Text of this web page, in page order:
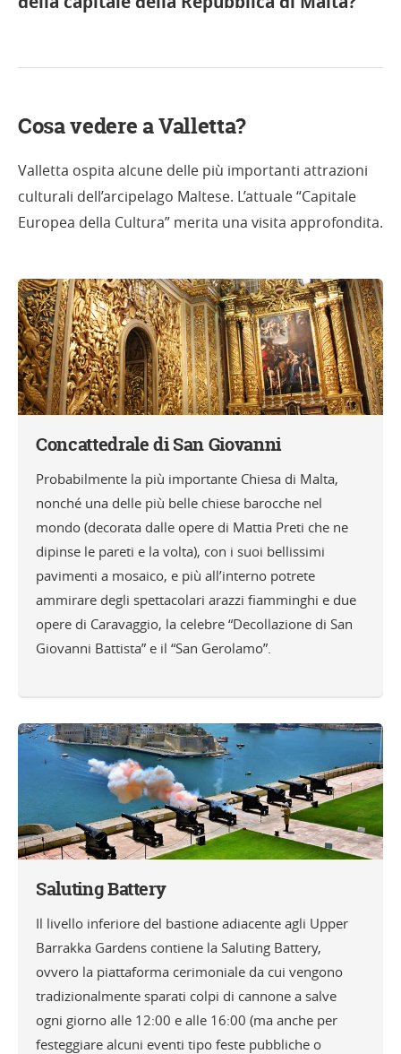
Cosa vedere a Valletta?
Valletta ospita alcune delle più importanti attrazioni
culturali dell’arcipelago Maltese. L’attuale “Capitale
Europea della Cultura” merita una visita approfondita.
Concattedrale di San Giovanni
Probabilmente la più importante Chiesa di Malta,
nonché una delle più belle chiese barocche nel
mondo (decorata dalle opere di Mattia Preti che ne
dipinse le pareti e la volta), con i suoi bellissimi
pavimenti a mosaico, e più all’interno potrete
ammirare degli spettacolari arazzi fiamminghi e due
opere di Caravaggio, la celebre “Decollazione di San
Giovanni Battista” e il “San Gerolamo”.
Saluting Battery
Il livello inferiore del bastione adiacente agli Upper
Barrakka Gardens contiene la Saluting Battery,
ovvero la piattaforma cerimoniale da cui vengono
tradizionalmente sparati colpi di cannone a salve
ogni giorno alle 12:00 e alle 16:00 (ma anche per
festeggiare alcuni eventi tipo feste pubbliche o